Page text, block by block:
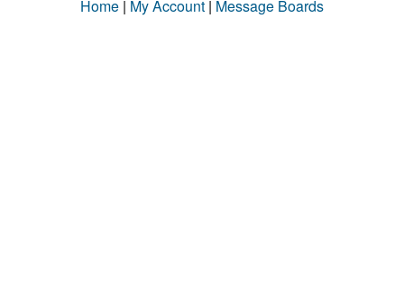
Home | My Account | Message Boards